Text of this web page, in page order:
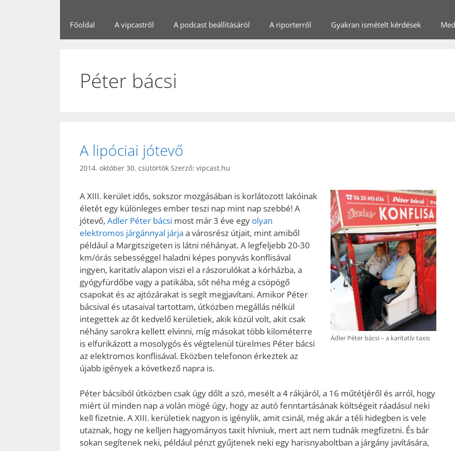
Főoldal A vipcastről A podcast beállításáról A riporterről Gyakran ismételt kérdések
Péter bácsi
A lipóciai jótevő
2014. október 30. csütörtök Szerző: vipcast.hu
Ádler Péter bácsi – a karitatív taxis
A XIII. kerület idős, sokszor mozgásában is korlátozott lakóinak
életét egy különleges ember teszi nap mint nap szebbé! A
jótevő, Adler Péter bácsi most már 3 éve egy olyan
elektromos járgánnyal járja a városrész útjait, mint amiből
például a Margitszigeten is látni néhányat. A legfeljebb 20-30
km/órás sebességgel haladni képes ponyvás konflisával
ingyen, karitatív alapon viszi el a rászorulókat a kórházba, a
gyógyfürdőbe vagy a patikába, sőt néha még a csöpögő
csapokat és az ajtózárakat is segít megjavítani. Amikor Péter
bácsival és utasaival tartottam, útközben megállás nélkül
integettek az őt kedvelő kerületiek, akik közül volt, akit csak
néhány sarokra kellett elvinni, míg másokat több kilométerre
is elfurikázott a mosolygós és végtelenül türelmes Péter bácsi
az elektromos konflisával. Eközben telefonon érkeztek az
újabb igények a következő napra is.
Péter bácsiból útközben csak úgy dőlt a szó, mesélt a 4 rákjáról, a 16 műtétjéről és arról, hogy
miért ül minden nap a volán mögé úgy, hogy az autó fenntartásának költségeit ráadásul neki
kell fizetnie. A XIII. kerületiek nagyon is igénylik, amit csinál, még akár a téli hidegben is vele
utaznak, hogy ne kelljen hagyományos taxit hívniuk, mert azt nem tudnák megfizetni. És bár
sokan segítenek neki, például pénzt gyűjtenek neki egy harisnyaboltban a járgány javítására,